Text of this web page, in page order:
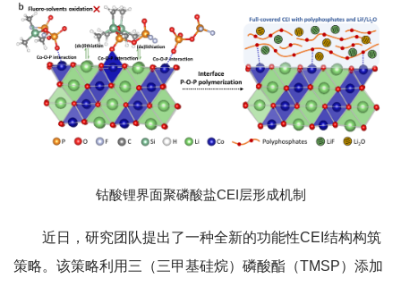
钴酸锂界面聚磷酸盐CEI层形成机制
近日，研究团队提出了一种全新的功能性CEI结构构筑
策略。该策略利用三（三甲基硅烷）磷酸酯（TMSP）添加